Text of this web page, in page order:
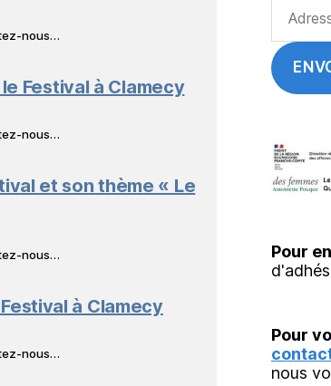
nous…
Festival à Clamecy
nous…
et son thème « Le
nous…
à Clamecy
nous…
Pour
Pour
nous